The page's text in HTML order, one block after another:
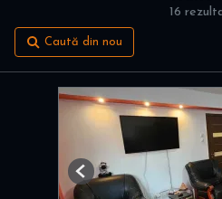
16
Caută din nou
Previous